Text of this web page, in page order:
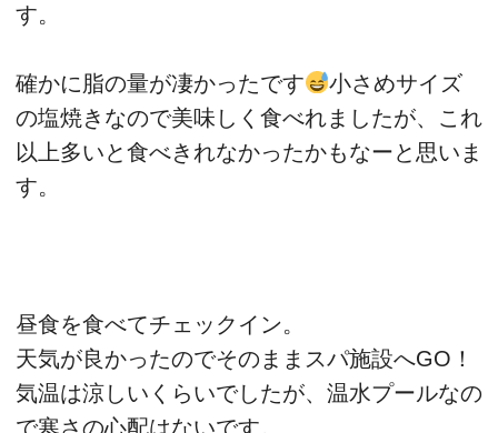
す。
確かに脂の量が凄かったです
小さめサイズ
の塩焼きなので美味しく食べれましたが、これ
以上多いと食べきれなかったかもなーと思いま
す。
昼食を食べてチェックイン。
天気が良かったのでそのままスパ施設へGO！
気温は涼しいくらいでしたが、温水プールなの
で寒さの心配はないです。